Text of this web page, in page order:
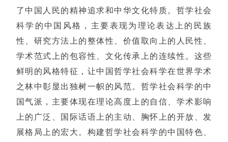
了中国人民的精神追求和中华文化特质。哲学社会
科学的中国风格，主要表现为理论表达上的民族
性、研究方法上的整体性、价值取向上的人民性、
学术范式上的包容性、文化传承上的连续性。这些
鲜明的风格特征，让中国哲学社会科学在世界学术
之林中彰显出独树一帜的风范。哲学社会科学的中
国气派，主要体现在理论高度上的自信、学术影响
上的广泛、国际话语上的主动、胸怀上的开放、发
展格局上的宏大。构建哲学社会科学的中国特色、